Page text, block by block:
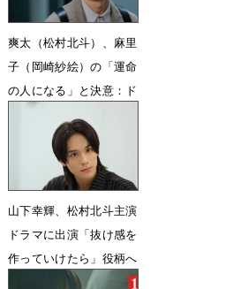
爽太（松村北斗）、麻里
子（岡崎紗絵）の「運命
の人になる」と決意：ド
7月12日 09時00分
山下幸輝、松村北斗主演
ドラマに出演「抜け感を
作っていけたら」役柄へ